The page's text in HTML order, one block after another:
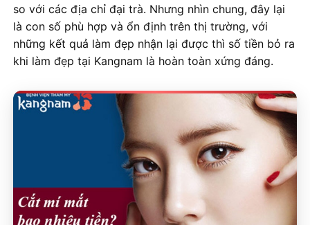
so với các địa chỉ đại trà. Nhưng nhìn chung, đây lại
là con số phù hợp và ổn định trên thị trường, với
những kết quả làm đẹp nhận lại được thì số tiền bỏ ra
khi làm đẹp tại Kangnam là hoàn toàn xứng đáng.